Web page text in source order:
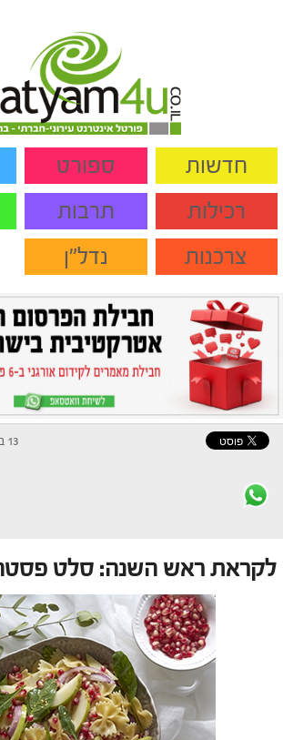
חדשות ספורט
רכילות
תרבות
צרכנות
נדל"ן
13 בספטמבר 2020 at 11:09
לקראת ראש השנה: סלט פסטה